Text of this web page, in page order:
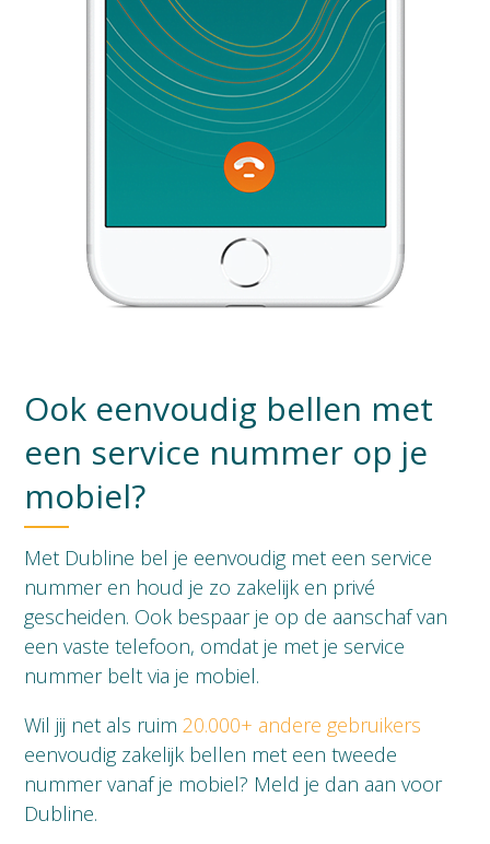
Ook eenvoudig bellen met
een service nummer op je
mobiel?
Met Dubline bel je eenvoudig met een service
nummer en houd je zo zakelijk en privé
gescheiden. Ook bespaar je op de aanschaf van
een vaste telefoon, omdat je met je service
nummer belt via je mobiel.
Wil jij net als ruim20.000+ andere gebruikers
eenvoudig zakelijk bellen met een tweede
nummer vanaf je mobiel? Meld je dan aan voor
Dubline.